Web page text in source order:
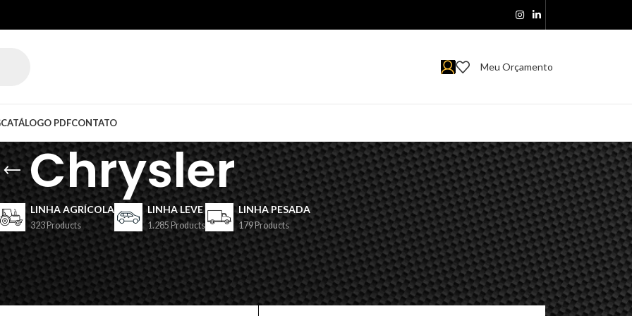
Meu Orçamento
CATÁLOGO PDFCONTATO
Chrysler
LINHA AGRÍCOLA
323 Products
LINHA LEVE
1.285 Products
LINHA PESADA
179 Products
Exibir 9 12 18 24